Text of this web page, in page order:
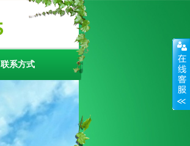
联系方式